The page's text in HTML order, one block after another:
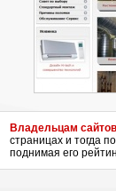
Владельцам
страницах и тогда
поднимая его